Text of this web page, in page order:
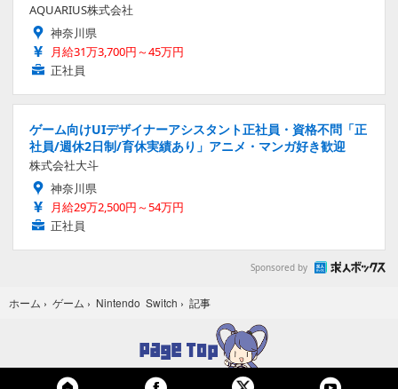
AQUARIUS株式会社
神奈川県
月給31万3,700円～45万円
正社員
ゲーム向けUIデザイナーアシスタント正社員・資格不問「正
社員/週休2日制/育休実績あり」アニメ・マンガ好き歓迎
株式会社大斗
神奈川県
月給29万2,500円～54万円
正社員
Sponsored by
ホーム › ゲーム › Nintendo Switch › 記事